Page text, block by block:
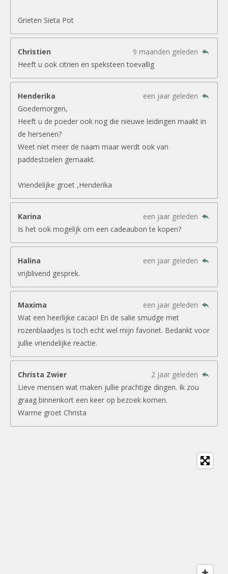
Grieten Sieta Pot
Christien
9 maanden geleden
Heeft u ook citrien en speksteen toevallig
Henderika
een jaar geleden
Goedemorgen,
Heeft u de poeder ook nog die nieuwe leidingen maakt in
de hersenen?
Weet niet meer de naam maar werdt ook van
paddestoelen gemaakt.
Vriendelijke groet ,Henderika
Karina
een jaar geleden
Is het ook mogelijk om een cadeaubon te kopen?
Halina
een jaar geleden
vrijblivend gesprek.
Maxima
een jaar geleden
Wat een heerlijke cacao! En de salie smudge met
rozenblaadjes is toch echt wel mijn favoriet. Bedankt voor
jullie vriendelijke reactie.
Christa Zwier
2 jaar geleden
Lieve mensen wat maken jullie prachtige dingen. Ik zou
graag binnenkort een keer op bezoek komen.
Warme groet Christa